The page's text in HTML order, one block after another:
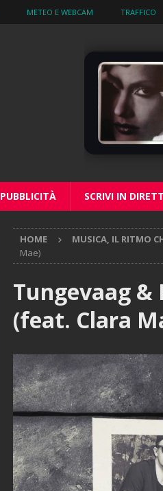
METEO E WEBCAM TRAFFICO
PUBBLICITÀ SCRIVI IN
HOME MUSICA, IL RITMO
Mae)
Tungevaag &
(feat. Clara